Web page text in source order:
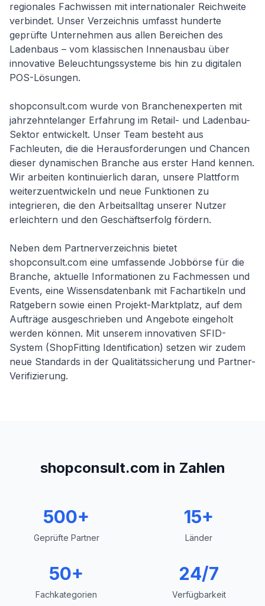
regionales Fachwissen mit internationaler Reichweite
verbindet. Unser Verzeichnis umfasst hunderte
geprüfte Unternehmen aus allen Bereichen des
Ladenbaus – vom klassischen Innenausbau über
innovative Beleuchtungssysteme bis hin zu digitalen
POS-Lösungen.
shopconsult.com wurde von Branchenexperten mit
jahrzehntelanger Erfahrung im Retail- und Ladenbau-
Sektor entwickelt. Unser Team besteht aus
Fachleuten, die die Herausforderungen und Chancen
dieser dynamischen Branche aus erster Hand kennen.
Wir arbeiten kontinuierlich daran, unsere Plattform
weiterzuentwickeln und neue Funktionen zu
integrieren, die den Arbeitsalltag unserer Nutzer
erleichtern und den Geschäftserfolg fördern.
Neben dem Partnerverzeichnis bietet
shopconsult.com eine umfassende Jobbörse für die
Branche, aktuelle Informationen zu Fachmessen und
Events, eine Wissensdatenbank mit Fachartikeln und
Ratgebern sowie einen Projekt-Marktplatz, auf dem
Aufträge ausgeschrieben und Angebote eingeholt
werden können. Mit unserem innovativen SFID-
System (ShopFitting Identification) setzen wir zudem
neue Standards in der Qualitätssicherung und Partner-
Verifizierung.
shopconsult.com in Zahlen
500+
Geprüfte Partner
15+
Länder
50+
Fachkategorien
24/7
Verfügbarkeit